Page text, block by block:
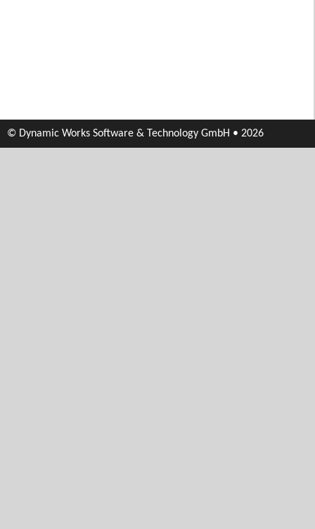
© Dynamic Works Software & Technology GmbH • 2026